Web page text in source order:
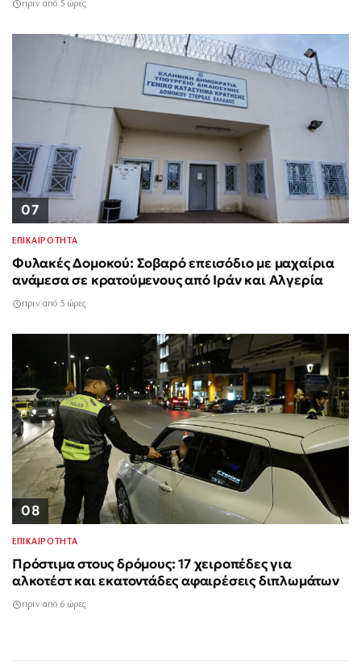
πριν από 5 ώρες
07
ΕΠΙΚΑΙΡΟΤΗΤΑ
Φυλακές Δομοκού: Σοβαρό επεισόδιο με μαχαίρια
ανάμεσα σε κρατούμενους από Ιράν και Αλγερία
πριν από 5 ώρες
08
ΕΠΙΚΑΙΡΟΤΗΤΑ
Πρόστιμα στους δρόμους: 17 χειροπέδες για
αλκοτέστ και εκατοντάδες αφαιρέσεις διπλωμάτων
πριν από 6 ώρες